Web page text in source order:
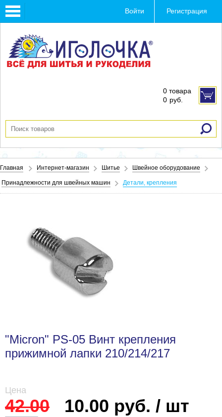
Toggle
navigation
Войти Регистрация
0 товара
0 руб.
Главная Интернет-магазин Шитье Швейное оборудование
Принадлежности для швейных машин Детали, крепления
"Micron" PS-05 Винт крепления
прижимной лапки 210/214/217
Цена
42.00 10.00 руб. / шт